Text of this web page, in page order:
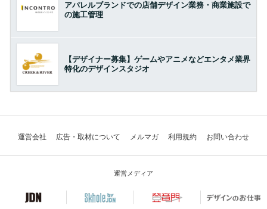
アパレルブランドでの店舗デザイン業務・商業施設で
の施工管理
【デザイナー募集】ゲームやアニメなどエンタメ業界
特化のデザインスタジオ
運営会社 広告・取材について メルマガ 利用規約 お問い合わせ
運営メディア